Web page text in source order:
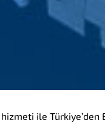
hizmeti ile Türkiye’den